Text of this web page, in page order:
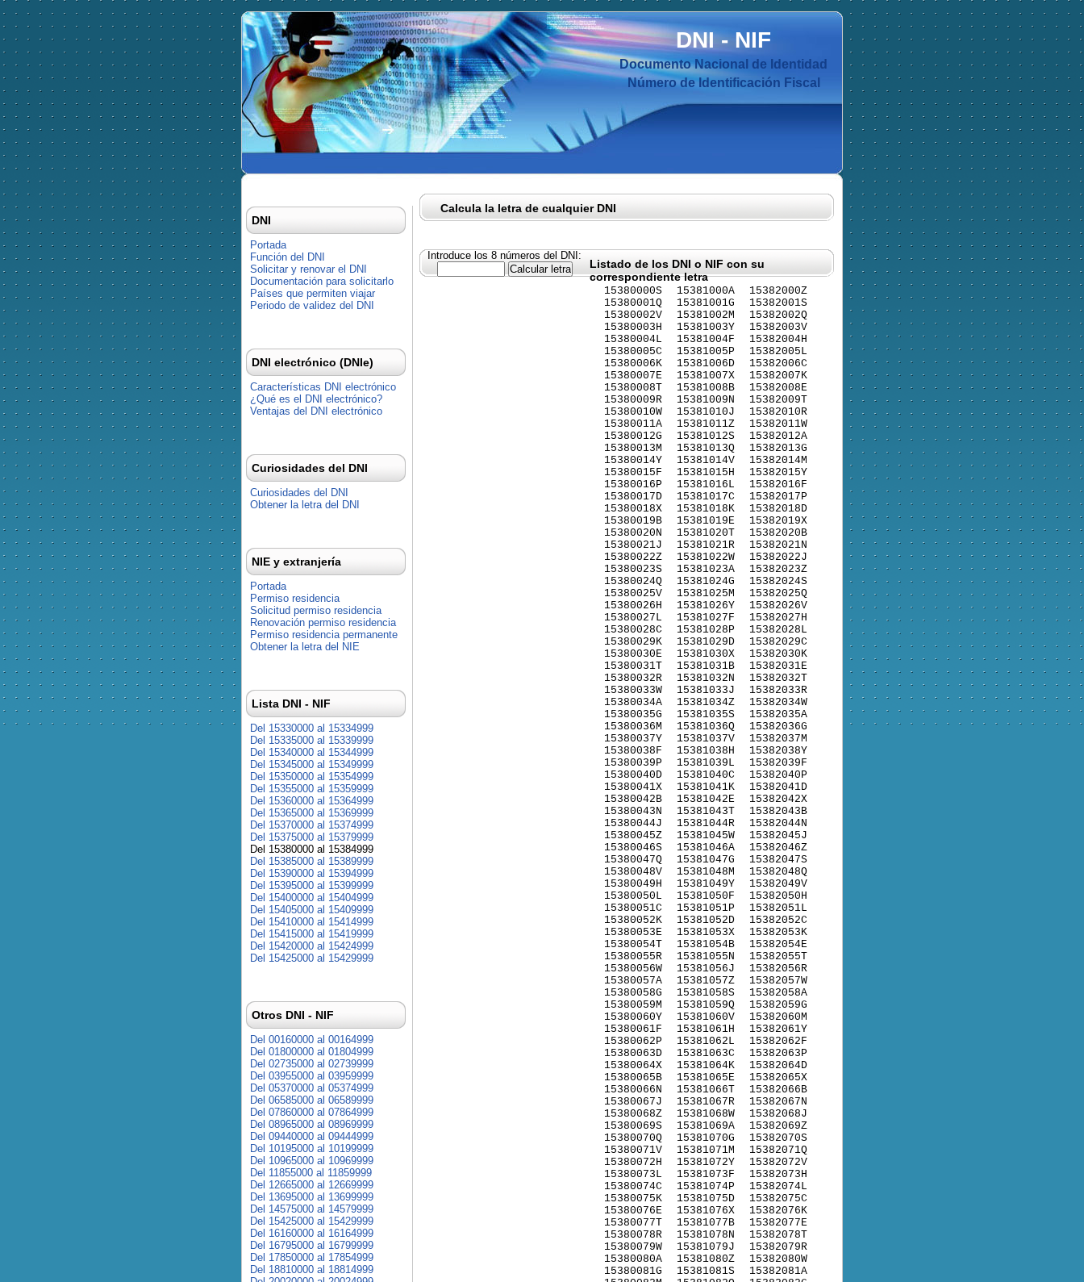
DNI-NIF
Documento Nacional de Identidad
Número de Identificación Fiscal
Calcula la letra de cualquier DNI
Introduce los 8 números del DNI:
Listado de los DNI o NIF con su
correspondiente letra
15380000S
15380001Q
15380002V
15380003H
15380004L
15380005C
15380006K
15380007E
15380008T
15380009R
15380010W
15380011A
15380012G
15380013M
15380014Y
15380015F
15380016P
15380017D
15380018X
15380019B
15380020N
15380021J
15380022Z
15380023S
15380024Q
15380025V
15380026H
15380027L
15380028C
15380029K
15380030E
15380031T
15380032R
15380033W
15380034A
15380035G
15380036M
15380037Y
15380038F
15380039P
15380040D
15380041X
15380042B
15380043N
15380044J
15380045Z
15380046S
15380047Q
15380048V
15380049H
15380050L
15380051C
15380052K
15380053E
15380054T
15380055R
15380056W
15380057A
15380058G
15380059M
15380060Y
15380061F
15380062P
15380063D
15380064X
15380065B
15380066N
15380067J
15380068Z
15380069S
15380070Q
15380071V
15380072H
15380073L
15380074C
15380075K
15380076E
15380077T
15380078R
15380079W
15380080A
15380081G
15381000A
15381001G
15381002M
15381003Y
15381004F
15381005P
15381006D
15381007X
15381008B
15381009N
15381010J
15381011Z
15381012S
15381013Q
15381014V
15381015H
15381016L
15381017C
15381018K
15381019E
15381020T
15381021R
15381022W
15381023A
15381024G
15381025M
15381026Y
15381027F
15381028P
15381029D
15381030X
15381031B
15381032N
15381033J
15381034Z
15381035S
15381036Q
15381037V
15381038H
15381039L
15381040C
15381041K
15381042E
15381043T
15381044R
15381045W
15381046A
15381047G
15381048M
15381049Y
15381050F
15381051P
15381052D
15381053X
15381054B
15381055N
15381056J
15381057Z
15381058S
15381059Q
15381060V
15381061H
15381062L
15381063C
15381064K
15381065E
15381066T
15381067R
15381068W
15381069A
15381070G
15381071M
15381072Y
15381073F
15381074P
15381075D
15381076X
15381077B
15381078N
15381079J
15381080Z
15381081S
15382000Z
15382001S
15382002Q
15382003V
15382004H
15382005L
15382006C
15382007K
15382008E
15382009T
15382010R
15382011W
15382012A
15382013G
15382014M
15382015Y
15382016F
15382017P
15382018D
15382019X
15382020B
15382021N
15382022J
15382023Z
15382024S
15382025Q
15382026V
15382027H
15382028L
15382029C
15382030K
15382031E
15382032T
15382033R
15382034W
15382035A
15382036G
15382037M
15382038Y
15382039F
15382040P
15382041D
15382042X
15382043B
15382044N
15382045J
15382046Z
15382047S
15382048Q
15382049V
15382050H
15382051L
15382052C
15382053K
15382054E
15382055T
15382056R
15382057W
15382058A
15382059G
15382060M
15382061Y
15382062F
15382063P
15382064D
15382065X
15382066B
15382067N
15382068J
15382069Z
15382070S
15382071Q
15382072V
15382073H
15382074L
15382075C
15382076K
15382077E
15382078T
15382079R
15382080W
15382081A
DNI
Portada
Función del DNI
Solicitar y renovar el DNI
Documentación para solicitarlo
Países que permiten viajar
Periodo de validez del DNI
DNI electrónico (DNIe)
Características DNI electrónico
¿Qué es el DNI electrónico?
Ventajas del DNI electrónico
Curiosidades del DNI
Curiosidades del DNI
Obtener la letra del DNI
NIE y extranjería
Portada
Permiso residencia
Solicitud permiso residencia
Renovación permiso residencia
Permiso residencia permanente
Obtener la letra del NIE
Lista DNI - NIF
Del 15330000 al 15334999
Del 15335000 al 15339999
Del 15340000 al 15344999
Del 15345000 al 15349999
Del 15350000 al 15354999
Del 15355000 al 15359999
Del 15360000 al 15364999
Del 15365000 al 15369999
Del 15370000 al 15374999
Del 15375000 al 15379999
Del 15380000 al 15384999
Del 15385000 al 15389999
Del 15390000 al 15394999
Del 15395000 al 15399999
Del 15400000 al 15404999
Del 15405000 al 15409999
Del 15410000 al 15414999
Del 15415000 al 15419999
Del 15420000 al 15424999
Del 15425000 al 15429999
Otros DNI - NIF
Del 00160000 al 00164999
Del 01800000 al 01804999
Del 02735000 al 02739999
Del 03955000 al 03959999
Del 05370000 al 05374999
Del 06585000 al 06589999
Del 07860000 al 07864999
Del 08965000 al 08969999
Del 09440000 al 09444999
Del 10195000 al 10199999
Del 10965000 al 10969999
Del 11855000 al 11859999
Del 12665000 al 12669999
Del 13695000 al 13699999
Del 14575000 al 14579999
Del 15425000 al 15429999
Del 16160000 al 16164999
Del 16795000 al 16799999
Del 17850000 al 17854999
Del 18810000 al 18814999